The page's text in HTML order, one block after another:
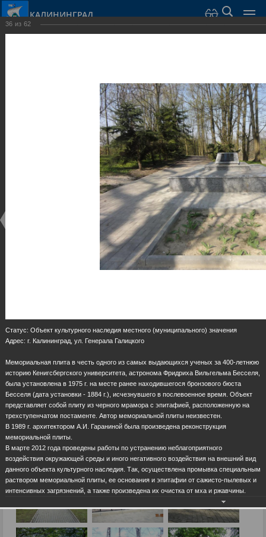
КАЛИНИНГРАД
Достопримечательности
Скульптуры и мемориалы
36 из 62
Статус: Объект культурного наследия местного (муниципального) значения
Адрес: г. Калининград, ул. Генерала Галицкого
Мемориальная плита в честь одного из самых выдающихся ученых за 400-летнюю
историю Кенигсбергского университета, астронома Фридриха Вильгельма Бесселя,
была установлена в 1975 г. на месте ранее находившегося бронзового бюста
Бесселя (дата установки - 1884 г.), исчезнувшего в послевоенное время. Объект
представляет собой плиту из черного мрамора с эпитафией, расположенную на
трехступенчатом постаменте. Автор мемориальной плиты неизвестен.
В 1989 г. архитектором А.И. Гараниной была произведена реконструкция
мемориальной плиты.
В марте 2012 года проведены работы по устранению неблагоприятного
воздействия окружающей среды и иного негативного воздействия на внешний вид
данного объекта культурного наследия. Так, осуществлена промывка специальным
раствором мемориальной плиты, ее основания и эпитафии от сажисто-пылевых и
интенсивных загрязнений, а также произведена их очистка от мха и ржавчины.